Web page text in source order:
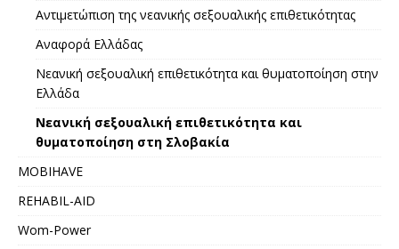
Αντιμετώπιση της νεανικής σεξουαλικής επιθετικότητας
Αναφορά Ελλάδας
Νεανική σεξουαλική επιθετικότητα και θυματοποίηση στην
Ελλάδα
Νεανική σεξουαλική επιθετικότητα και
θυματοποίηση στη Σλοβακία
MOBIHAVE
REHABIL-AID
Wom-Power